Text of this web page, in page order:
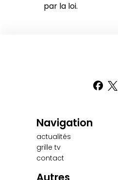
par la loi.
Navigation
actualités
grille tv
contact